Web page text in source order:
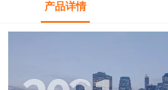
产品详情